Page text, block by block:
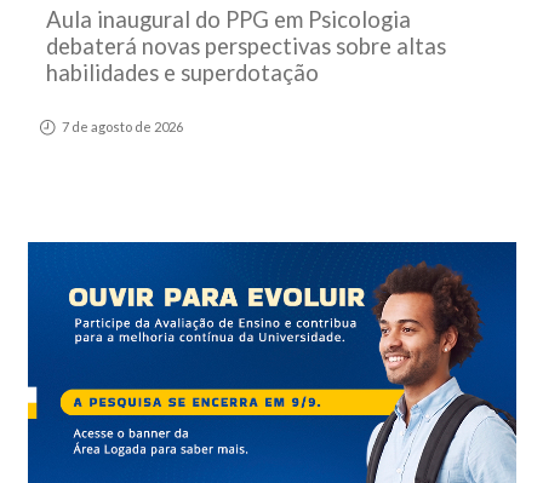
Aula inaugural do PPG em Psicologia
debaterá novas perspectivas sobre altas
habilidades e superdotação
7 de agosto de 2026